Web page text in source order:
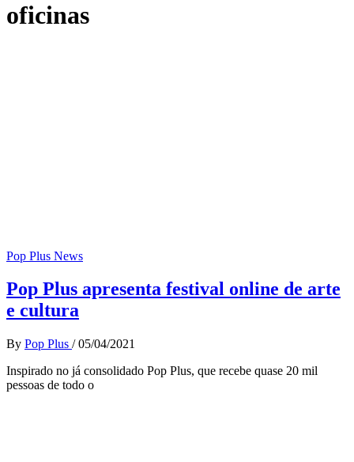
oficinas
Pop Plus News
Pop Plus apresenta festival online de arte
e cultura
By Pop Plus / 05/04/2021
Inspirado no já consolidado Pop Plus, que recebe quase 20 mil
pessoas de todo o